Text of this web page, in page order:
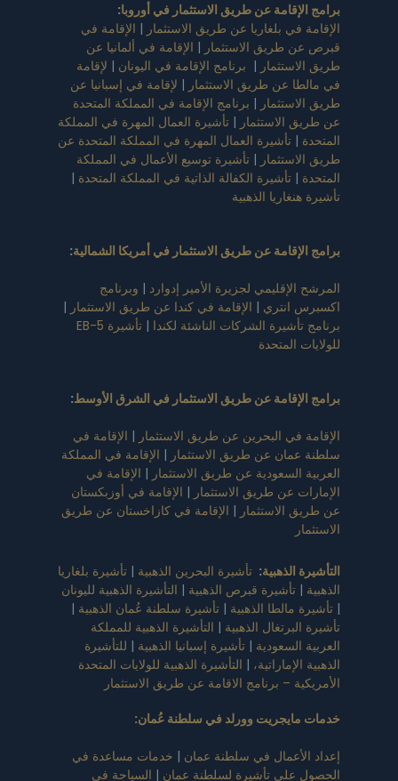
برامج الإقامة عن طريق الاستثمار في أوروبا:
الإقامة في بلغاريا عن طريق الاستثمار | الإقامة في
قبرص عن طريق الاستثمار | الإقامة في ألمانيا عن
طريق الاستثمار | برنامج الإقامة في اليونان | لإقامة
في مالطا عن طريق الاستثمار | لإقامة في إسبانيا عن
طريق الاستثمار | برنامج الإقامة في المملكة المتحدة
عن طريق الاستثمار | تأشيرة العمال المهرة في المملكة
المتحدة | تأشيرة العمال المهرة في المملكة المتحدة عن
طريق الاستثمار | تأشيرة توسيع الأعمال في المملكة
المتحدة | تأشيرة الكفالة الذاتية في المملكة المتحدة |
تأشيرة هنغاريا الذهبية
برامج الإقامة عن طريق الاستثمار في أمريكا الشمالية:
المرشح الإقليمي لجزيرة الأمير إدوارد | وبرنامج
اكسبرس انتري | الإقامة في كندا عن طريق الاستثمار |
برنامج تأشيرة الشركات الناشئة لكندا |
تأشيرة EB-5
للولايات المتحدة
برامج الإقامة عن طريق الاستثمار في الشرق الأوسط:
الإقامة في البحرين عن طريق الاستثمار | الإقامة في
سلطنة عمان عن طريق الاستثمار | الإقامة في المملكة
العربية السعودية عن طريق الاستثمار | الإقامة في
الإمارات عن طريق الاستثمار | الإقامة في أوزبكستان
عن طريق الاستثمار | الإقامة في كازاخستان عن طريق
الاستثمار
التأشيرة الذهبية: تأشيرة البحرين الذهبية | تأشيرة بلغاريا
الذهبية | تأشيرة قبرص الذهبية | التأشيرة الذهبية لليونان
| تأشيرة مالطا الذهبية | تأشيرة سلطنة عُمان الذهبية |
تأشيرة البرتغال الذهبية | التأشيرة الذهبية للمملكة
العربية السعودية | تأشيرة إسبانيا الذهبية | للتأشيرة
الذهبية الإماراتية، | التأشيرة الذهبية للولايات المتحدة
الأمريكية – برنامج الاقامة عن طريق الاستثمار
خدمات مايجريت وورلد في سلطنة عُمان:
إعداد الأعمال في سلطنة عمان | خدمات مساعدة في
الحصول على تأشيرة لسلطنة عمان | السياحة في